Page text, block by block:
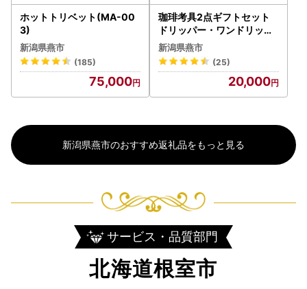
ホットトリベット(MA-00
3)
新潟県燕市
(185)
75,000
珈琲考具2点ギフトセット
ドリッパー・ワンドリップ
ポット
新潟県燕市
(25)
20,000
新潟県燕市のおすすめ返礼品をもっと見る
サービス・品質部門
北海道根室市